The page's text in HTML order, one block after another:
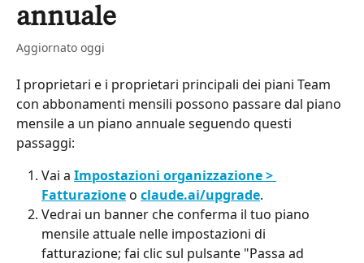
annuale
Aggiornato oggi
I proprietari e i proprietari principali dei piani Team
con abbonamenti mensili possono passare dal piano
mensile a un piano annuale seguendo questi
passaggi:
Vai a Impostazioni organizzazione >
Fatturazione o claude.ai/upgrade.
Vedrai un banner che conferma il tuo piano
mensile attuale nelle impostazioni di
fatturazione; fai clic sul pulsante "Passa ad